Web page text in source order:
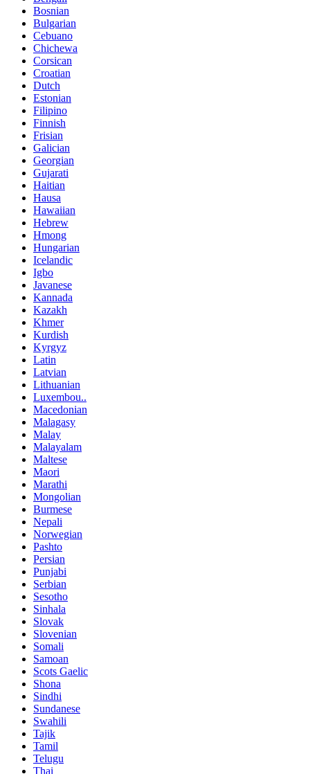
Bosnian
Bulgarian
Cebuano
Chichewa
Corsican
Croatian
Dutch
Estonian
Filipino
Finnish
Frisian
Galician
Georgian
Gujarati
Haitian
Hausa
Hawaiian
Hebrew
Hmong
Hungarian
Icelandic
Igbo
Javanese
Kannada
Kazakh
Khmer
Kurdish
Kyrgyz
Latin
Latvian
Lithuanian
Luxembou..
Macedonian
Malagasy
Malay
Malayalam
Maltese
Maori
Marathi
Mongolian
Burmese
Nepali
Norwegian
Pashto
Persian
Punjabi
Serbian
Sesotho
Sinhala
Slovak
Slovenian
Somali
Samoan
Scots Gaelic
Shona
Sindhi
Sundanese
Swahili
Tajik
Tamil
Telugu
Thai